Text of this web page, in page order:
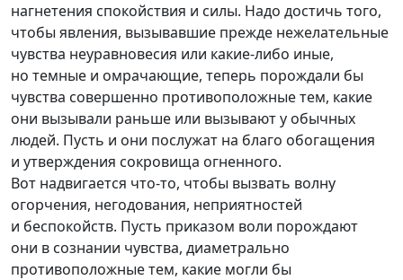
нагнетения спокойствия и силы. Надо достичь того,
чтобы явления, вызывавшие прежде нежелательные
чувства неуравновесия или какие-либо иные,
но темные и омрачающие, теперь порождали бы
чувства совершенно противоположные тем, какие
они вызывали раньше или вызывают у обычных
людей. Пусть и они послужат на благо обогащения
и утверждения сокровища огненного.
Вот надвигается что-то, чтобы вызвать волну
огорчения, негодования, неприятностей
и беспокойств. Пусть приказом воли порождают
они в сознании чувства, диаметрально
противоположные тем, какие могли бы